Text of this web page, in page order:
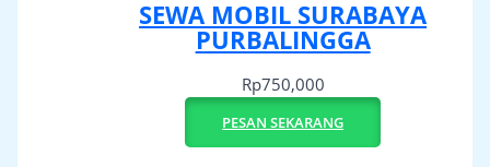
SEWA MOBIL SURABAYA
PURBALINGGA
Rp750,000
PESAN SEKARANG